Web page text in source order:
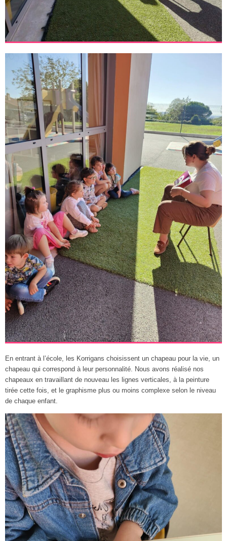
En entrant à l’école, les Korrigans choisissent un chapeau pour la vie, un
chapeau qui correspond à leur personnalité. Nous avons réalisé nos
chapeaux en travaillant de nouveau les lignes verticales, à la peinture
tirée cette fois, et le graphisme plus ou moins complexe selon le niveau
de chaque enfant.